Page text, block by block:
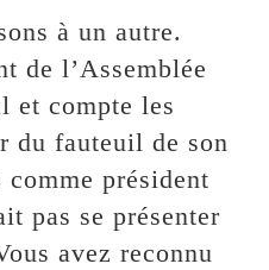
à un autre.
de l’Assemblée
et compte les
du fauteuil de son
président
pas se présenter
avez reconnu